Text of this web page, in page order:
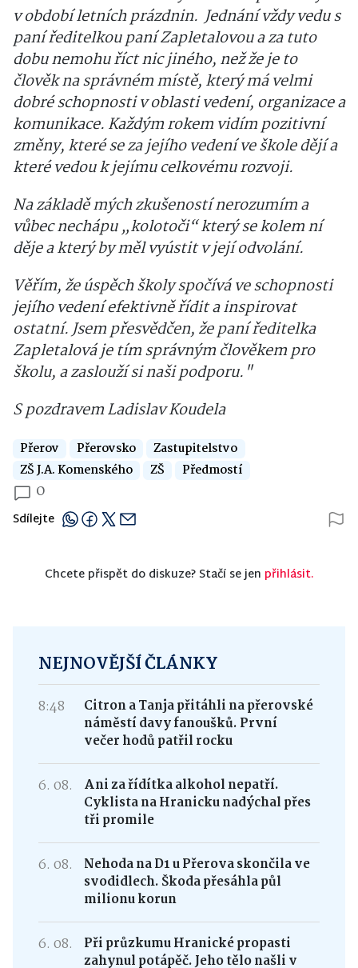
v období letních prázdnin. Jednání vždy vedu s
paní ředitelkou paní Zapletalovou a za tuto
dobu nemohu říct nic jiného, než že je to
člověk na správném místě, který má velmi
dobré schopnosti v oblasti vedení, organizace a
komunikace. Každým rokem vidím pozitivní
změny, které se za jejího vedení ve škole dějí a
které vedou k jejímu celkovému rozvoji.
Na základě mých zkušeností nerozumím a
vůbec nechápu „kolotoči“ který se kolem ní
děje a který by měl vyústit v její odvolání.
Věřím, že úspěch školy spočívá ve schopnosti
jejího vedení efektivně řídit a inspirovat
ostatní. Jsem přesvědčen, že paní ředitelka
Zapletalová je tím správným člověkem pro
školu, a zaslouží si naši podporu."
S pozdravem Ladislav Koudela
Přerov Přerovsko
Zastupitelstvo
ZŠ J.A. Komenského
ZŠ Předmostí
0
Sdílejte
Chcete přispět do diskuze? Stačí se jen přihlásit.
NEJNOVĚJŠÍ ČLÁNKY
8:48
Citron a Tanja přitáhli na přerovské
náměstí davy fanoušků. První
večer hodů patřil rocku
6. 08.
Ani za řídítka alkohol nepatří.
Cyklista na Hranicku nadýchal přes
tři promile
6. 08.
Nehoda na D1 u Přerova skončila ve
svodidlech. Škoda přesáhla půl
milionu korun
6. 08.
Při průzkumu Hranické propasti
zahynul potápěč. Jeho tělo našli v